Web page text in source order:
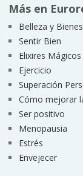
Más en
Belleza y
Sentir Bien
Elixires Mágicos
Ejercicio
Superación
Cómo mejorar
Ser positivo
Menopausia
Estrés
Envejecer